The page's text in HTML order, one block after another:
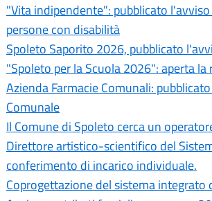
"Vita indipendente": pubblicato
persone con disabilità
Spoleto Saporito 2026, pubblicato
"Spoleto per la Scuola 2026": aperta
Azienda Farmacie Comunali:
Comunale
Il Comune di Spoleto cerca un
Direttore artistico-scientifico del
conferimento di incarico individuale.
Coprogettazione del sistema integrato